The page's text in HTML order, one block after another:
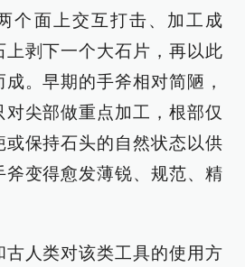
个面上交互打击、加工成
上剥下一个大石片，再以此
。早期的手斧相对简陋，
尖部做重点加工，根部仅
或保持石头的自然状态以供
斧变得愈发薄锐、规范、精
古人类对该类工具的使用方